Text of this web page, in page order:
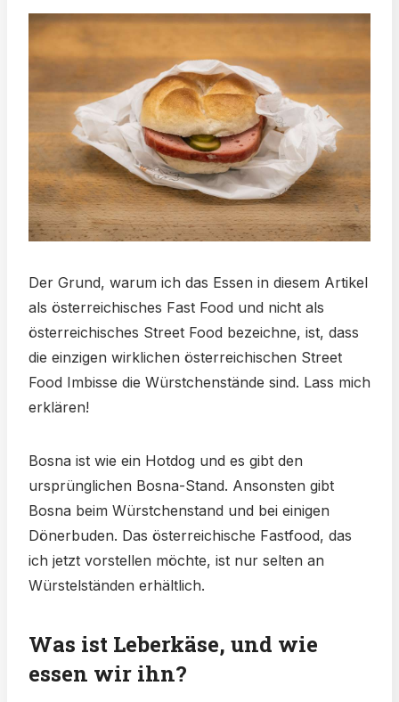
Der Grund, warum ich das Essen in diesem Artikel
als österreichisches Fast Food und nicht als
österreichisches Street Food bezeichne, ist, dass
die einzigen wirklichen österreichischen Street
Food Imbisse die Würstchenstände sind. Lass mich
erklären!
Bosna ist wie ein Hotdog und es gibt den
ursprünglichen Bosna-Stand. Ansonsten gibt
Bosna beim Würstchenstand und bei einigen
Dönerbuden. Das österreichische Fastfood, das
ich jetzt vorstellen möchte, ist nur selten an
Würstelständen erhältlich.
Was ist Leberkäse, und wie
essen wir ihn?